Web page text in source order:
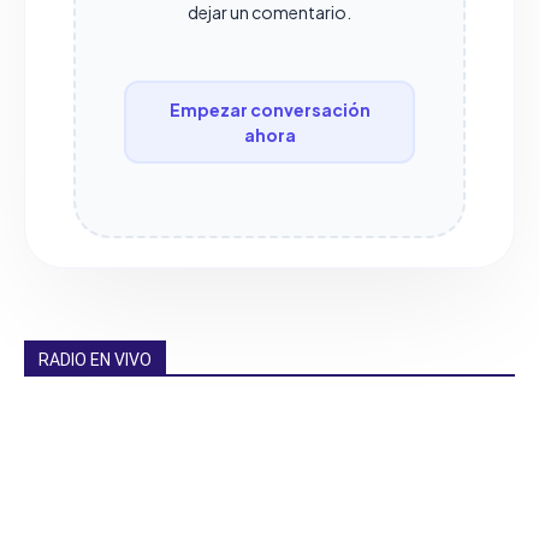
dejar un comentario.
Empezar conversación
ahora
RADIO EN VIVO